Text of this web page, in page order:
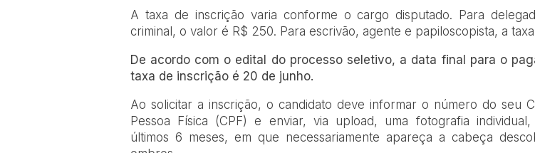
A taxa de inscrição varia conforme o cargo disputado. Para
criminal, o valor é R$ 250. Para escrivão, agente e papiloscopista, a
De acordo com o edital do processo seletivo, a data final para o
taxa de inscrição é 20 de junho.
Ao solicitar a inscrição, o candidato deve informar o número do seu
Pessoa Física (CPF) e enviar, via upload, uma fotografia
últimos 6 meses, em que necessariamente apareça a cabeça